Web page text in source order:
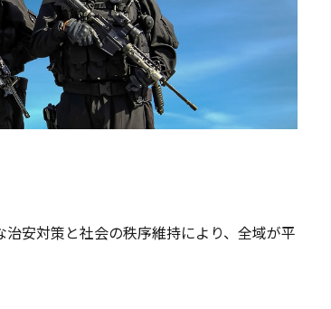
安対策と社会の秩序維持により、全域が平